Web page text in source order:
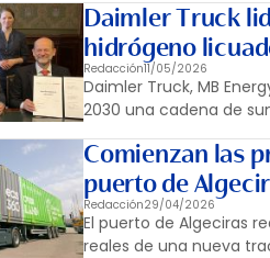
Daimler Truck
hidrógeno
Redacción11/05/2026
Daimler Truck, MB
2030 una cadena de
Comienzan las
puerto de
Redacción29/04/2026
El puerto de Algeciras
reales de una nueva